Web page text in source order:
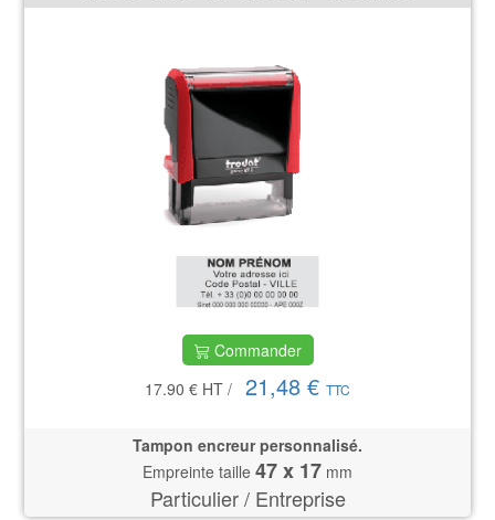
Commander
17.90 € HT / 21,48 € TTC
Tampon encreur personnalisé.
Empreinte taille 47 x 17 mm
Particulier / Entreprise